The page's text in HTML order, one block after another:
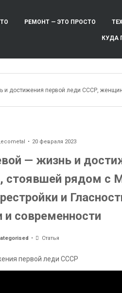
РЕМОНТ — ЭТО ПРОСТО
КУДА
и достижения первой леди СССР,
20 февраля 2023
— жизнь и
рядом с
и
и современности
Статья